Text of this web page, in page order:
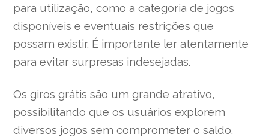
para utilização, como a categoria de jogos
disponíveis e eventuais restrições que
possam existir. É importante ler atentamente
para evitar surpresas indesejadas.
Os giros grátis são um grande atrativo,
possibilitando que os usuários explorem
diversos jogos sem comprometer o saldo.